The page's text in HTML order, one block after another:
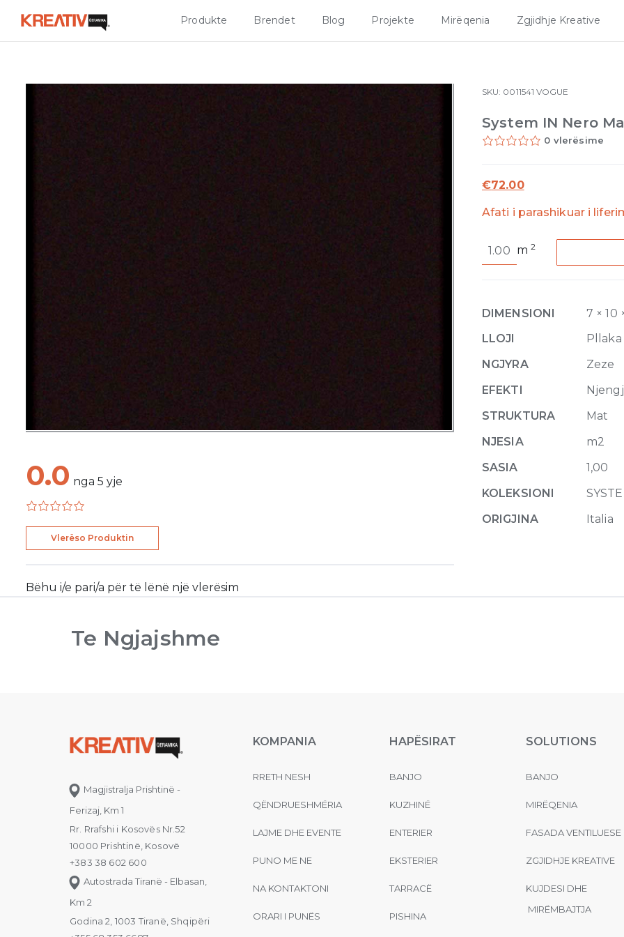
Produkte Brendet Blog Projekte Mirëqenia Zgjidhje Kreative
0.0 nga 5 yje
Vlerëso Produktin
Bëhu i/e pari/a për të lënë një vlerësim
SKU: 0011541 VOGUE
System IN Nero
0 vlerësime
€72.00
Afati i parashikuar i
IN
10
x
cm
quantity
m2
DIMENSIONI
7 × 10
LLOJI
Pllaka
NGJYRA
Zeze
EFEKTI
STRUKTURA
Mat
NJESIA
m2
SASIA
1,00
KOLEKSIONI
ORIGJINA
Italia
Te Ngjajshme
Magjistralja Prishtinë -
Ferizaj, Km 1
Rr. Rrafshi i Kosovës Nr.52
10000 Prishtinë, Kosovë
+383 38 602 600
Autostrada Tiranë - Elbasan,
Km 2
Godina 2, 1003 Tiranë, Shqipëri
KOMPANIA
RRETH NESH
QËNDRUESHMËRIA
LAJME DHE EVENTE
PUNO ME NE
NA KONTAKTONI
ORARI I PUNËS
HAPËSIRAT
BANJO
KUZHINË
ENTERIER
EKSTERIER
TARRACË
PISHINA
SOLUTIONS
BANJO
MIRËQENIA
FASADA VENTILUESE
ZGJIDHJE KREATIVE
KUJDESI DHE
MIRËMBAJTJA